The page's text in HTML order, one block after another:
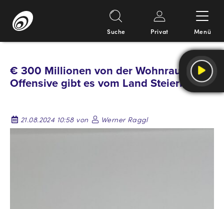
Inhalt
Suche Privat Menü
€ 300 Millionen von der Wohnraum-
Offensive gibt es vom Land Steiermark
21.08.2024 10:58 von Werner Raggl